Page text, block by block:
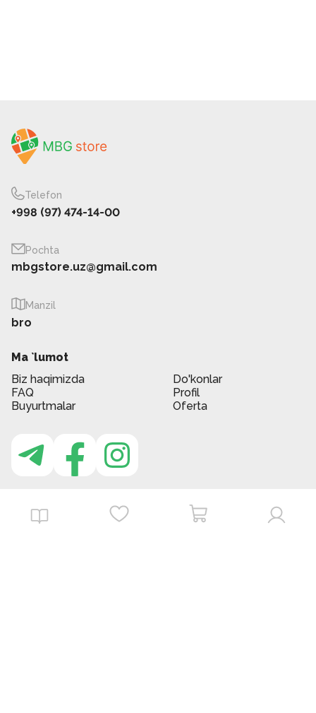
Telefon
+998 (97) 474-14-00
Pochta
mbgstore.uz@gmail.com
Manzil
bro
Ma `lumot
Biz haqimizda
Do'konlar
FAQ
Profil
Buyurtmalar
Oferta
MBG do'kon ilovasi